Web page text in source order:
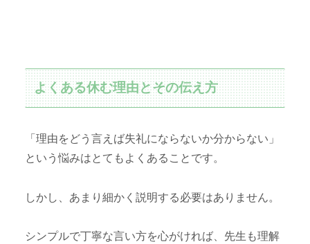
よくある休む理由とその伝え方
「理由をどう言えば失礼にならないか分からない」
という悩みはとてもよくあることです。
しかし、あまり細かく説明する必要はありません。
シンプルで丁寧な言い方を心がければ、先生も理解